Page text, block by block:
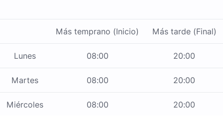
Más temprano (Inicio) Más tarde (Final)
Lunes 08:00 20:00
Martes 08:00 20:00
Miércoles 08:00 20:00